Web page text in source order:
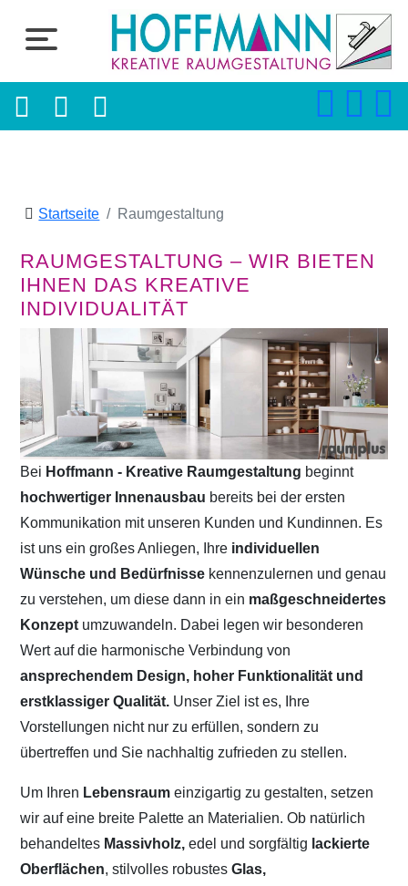
Startseite Raumgestaltung
RAUMGESTALTUNG – WIR BIETEN
IHNEN DAS KREATIVE
INDIVIDUALITÄT
Bei Hoffmann - Kreative Raumgestaltung beginnt
hochwertiger Innenausbau bereits bei der ersten
Kommunikation mit unseren Kunden und Kundinnen. Es
ist uns ein großes Anliegen, Ihre individuellen
Wünsche und Bedürfnisse kennenzulernen und genau
zu verstehen, um diese dann in ein maßgeschneidertes
Konzept umzuwandeln. Dabei legen wir besonderen
Wert auf die harmonische Verbindung von
ansprechendem Design, hoher Funktionalität und
erstklassiger Qualität. Unser Ziel ist es, Ihre
Vorstellungen nicht nur zu erfüllen, sondern zu
übertreffen und Sie nachhaltig zufrieden zu stellen.
Um Ihren Lebensraumeinzigartig zu gestalten, setzen
wir auf eine breite Palette an Materialien. Ob natürlich
behandeltes Massivholz, edel und sorgfältig lackierte
Oberflächen, stilvolles robustesGlas,